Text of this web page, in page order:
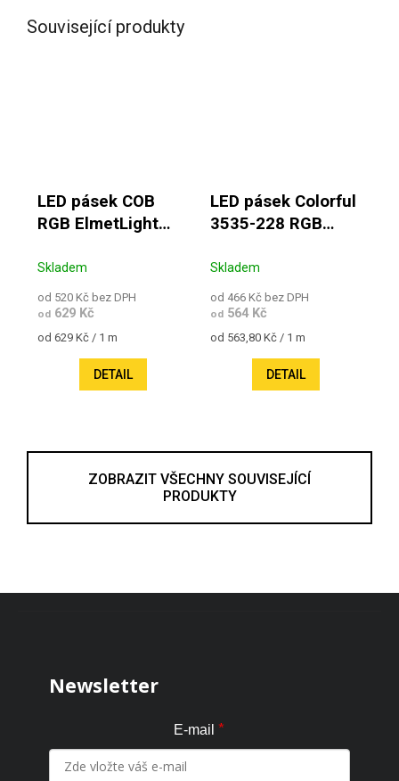
Související produkty
LED pásek COB
RGB ElmetLight
Skladem
od 520 Kč bez DPH
od629 Kč
Měrná cena:
od 629 Kč / 1 m
DETAIL
LED pásek Colorful
3535-228 RGB
IP20
Skladem
od 466 Kč bez DPH
od564 Kč
Měrná cena:
od 563,80 Kč / 1 m
DETAIL
ZOBRAZIT VŠECHNY SOUVISEJÍCÍ
PRODUKTY
Newsletter
E-mail *